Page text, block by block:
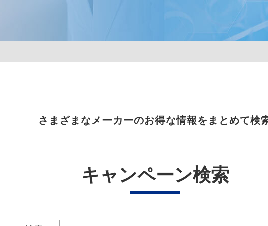
さまざまなメーカーのお得な情報をまとめて検
キャンペーン検索